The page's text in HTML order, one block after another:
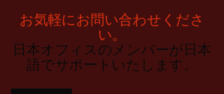
お気軽にお問い合わせくださ
い。
日本オフィスのメンバーが日本
語でサポートいたします。